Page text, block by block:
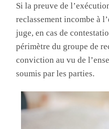
Si la preuve de
reclassement incombe à
juge, en cas de
périmètre du groupe de
conviction au vu de
soumis par les parties.